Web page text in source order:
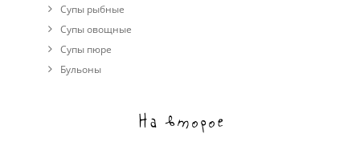
Супы рыбные
Супы овощные
Cупы пюре
Бульоны
На второе